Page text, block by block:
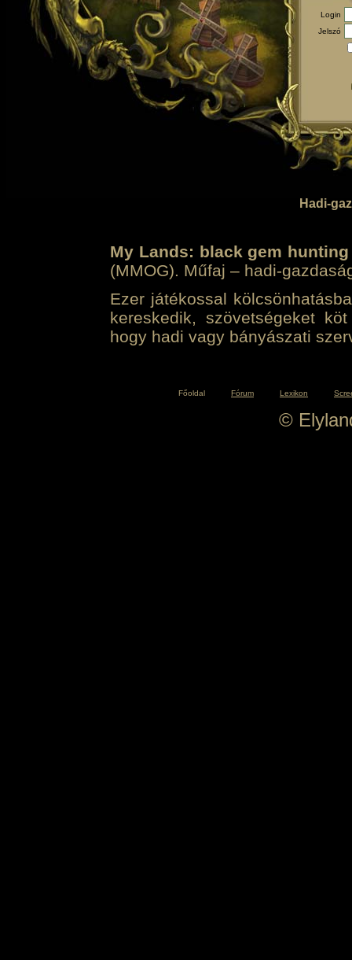
Login
Jelszó
Hadi-
My Lands: black gem hunting
(MMOG). Műfaj – hadi-
Ezer játékossal
kereskedik, szövetségeket
hogy hadi vagy bányászati
Főoldal Fórum Lexikon
©